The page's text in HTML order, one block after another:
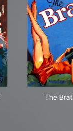
The Brat